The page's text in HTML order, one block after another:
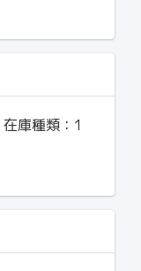
在庫種類： 1